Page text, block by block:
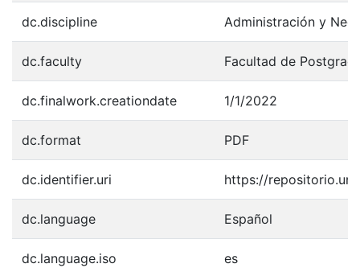
dc.discipline Administración y
dc.faculty Facultad de
dc.finalwork.creationdate 1/1/2022
dc.format PDF
dc.identifier.uri https://
dc.language Español
dc.language.iso es